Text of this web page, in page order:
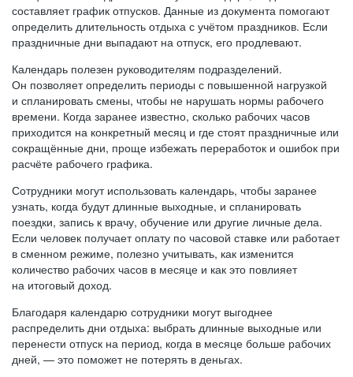
составляет график отпусков. Данные из документа помогают
определить длительность отдыха с учётом праздников. Если
праздничные дни выпадают на отпуск, его продлевают.
Календарь полезен руководителям подразделений.
Он позволяет определить периоды с повышенной нагрузкой
и спланировать смены, чтобы не нарушать нормы рабочего
времени. Когда заранее известно, сколько рабочих часов
приходится на конкретный месяц и где стоят праздничные или
сокращённые дни, проще избежать переработок и ошибок при
расчёте рабочего графика.
Сотрудники могут использовать календарь, чтобы заранее
узнать, когда будут длинные выходные, и спланировать
поездки, запись к врачу, обучение или другие личные дела.
Если человек получает оплату по часовой ставке или работает
в сменном режиме, полезно учитывать, как изменится
количество рабочих часов в месяце и как это повлияет
на итоговый доход.
Благодаря календарю сотрудники могут выгоднее
распределить дни отдыха: выбрать длинные выходные или
перенести отпуск на период, когда в месяце больше рабочих
дней, — это поможет не потерять в деньгах.